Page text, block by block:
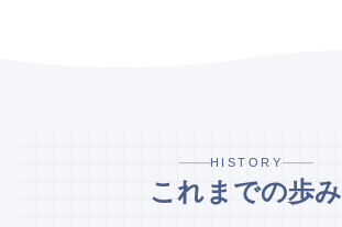
HISTORY
これまでの歩み